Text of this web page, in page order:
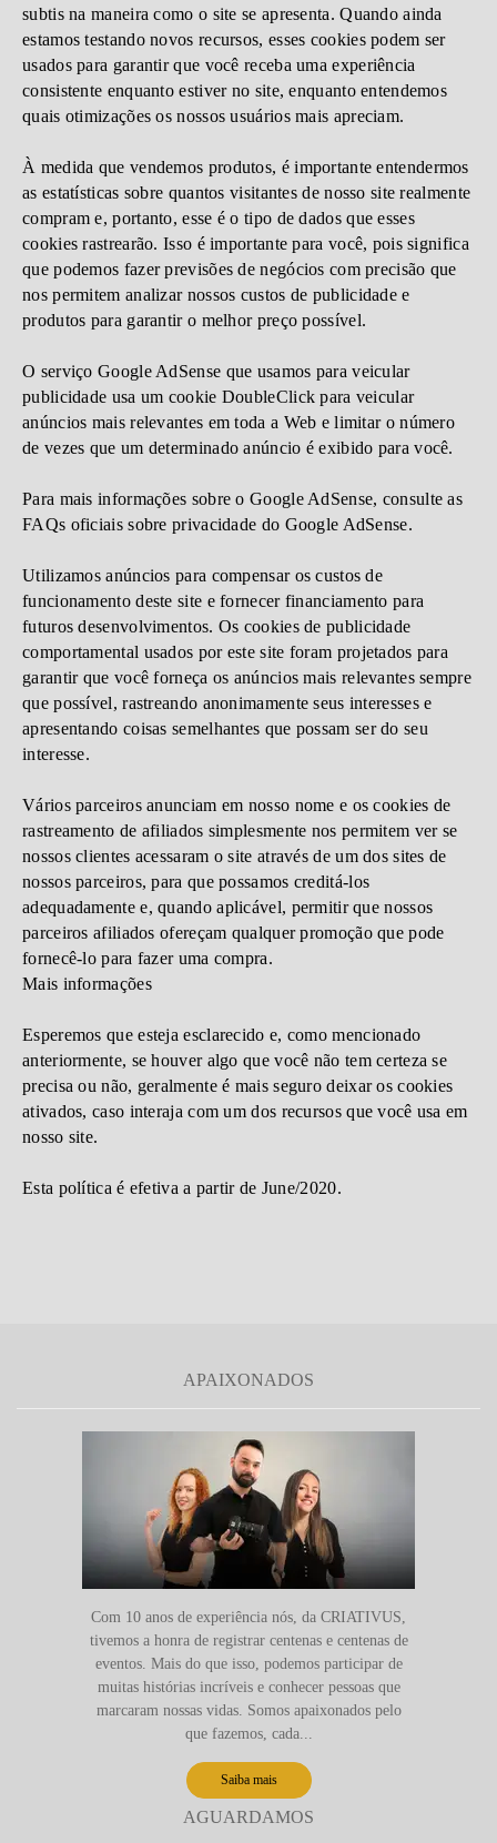
subtis na maneira como o site se apresenta. Quando ainda
estamos testando novos recursos, esses cookies podem ser
usados ​​para garantir que você receba uma experiência
consistente enquanto estiver no site, enquanto entendemos
quais otimizações os nossos usuários mais apreciam.
À medida que vendemos produtos, é importante entendermos
as estatísticas sobre quantos visitantes de nosso site realmente
compram e, portanto, esse é o tipo de dados que esses
cookies rastrearão. Isso é importante para você, pois significa
que podemos fazer previsões de negócios com precisão que
nos permitem analizar nossos custos de publicidade e
produtos para garantir o melhor preço possível.
O serviço Google AdSense que usamos para veicular
publicidade usa um cookie DoubleClick para veicular
anúncios mais relevantes em toda a Web e limitar o número
de vezes que um determinado anúncio é exibido para você.
Para mais informações sobre o Google AdSense, consulte as
FAQs oficiais sobre privacidade do Google AdSense.
Utilizamos anúncios para compensar os custos de
funcionamento deste site e fornecer financiamento para
futuros desenvolvimentos. Os cookies de publicidade
comportamental usados ​​por este site foram projetados para
garantir que você forneça os anúncios mais relevantes sempre
que possível, rastreando anonimamente seus interesses e
apresentando coisas semelhantes que possam ser do seu
interesse.
Vários parceiros anunciam em nosso nome e os cookies de
rastreamento de afiliados simplesmente nos permitem ver se
nossos clientes acessaram o site através de um dos sites de
nossos parceiros, para que possamos creditá-los
adequadamente e, quando aplicável, permitir que nossos
parceiros afiliados ofereçam qualquer promoção que pode
fornecê-lo para fazer uma compra.
Mais informações
Esperemos que esteja esclarecido e, como mencionado
anteriormente, se houver algo que você não tem certeza se
precisa ou não, geralmente é mais seguro deixar os cookies
ativados, caso interaja com um dos recursos que você usa em
nosso site.
Esta política é efetiva a partir de June/2020.
APAIXONADOS
Com 10 anos de experiência nós, da CRIATIVUS,
tivemos a honra de registrar centenas e centenas de
eventos. Mais do que isso, podemos participar de
muitas histórias incríveis e conhecer pessoas que
marcaram nossas vidas. Somos apaixonados pelo
que fazemos, cada...
Saiba mais
AGUARDAMOS